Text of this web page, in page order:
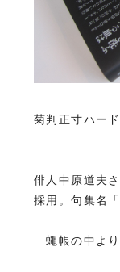
菊判正寸ハー
俳人中原道夫
採用。句集名
蠅帳の中よ